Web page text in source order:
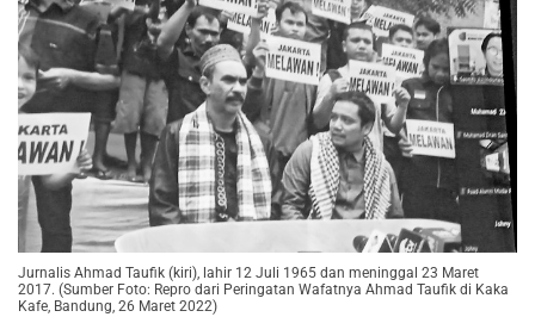
Jurnalis Ahmad Taufik (kiri), lahir 12 Juli 1965 dan meninggal 23 Maret
2017. (Sumber Foto: Repro dari Peringatan Wafatnya Ahmad Taufik di Kaka
Kafe, Bandung, 26 Maret 2022)